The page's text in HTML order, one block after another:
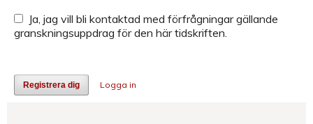
granskningsuppdrag för den här tidskriften.
Registrera dig Logga in